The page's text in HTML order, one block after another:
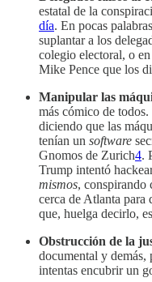
estatal de la
día. En pocas
suplantar a los
colegio electoral, o
Mike Pence que los
Manipular las
más cómico de todos.
diciendo que las
tenían un software
Gnomos de Zurich4.
Trump intentó
mismos, conspirando
cerca de Atlanta para
que, huelga decirlo,
Obstrucción de la
documental y
intentas encubrir un